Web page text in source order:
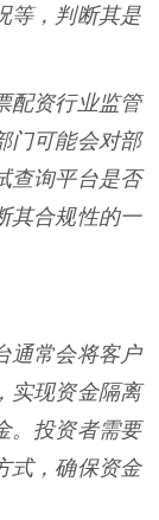
等，判断其是
配资行业监管
门可能会对部
查询平台是否
其合规性的一
通常会将客户
实现资金隔离
。投资者需要
式，确保资金